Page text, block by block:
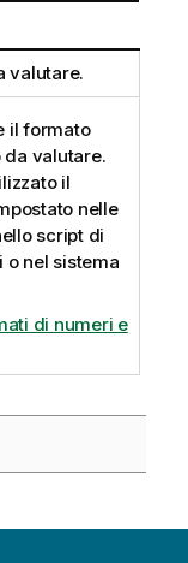
valutare.
il formato
valutare.
il
nelle
script di
nel sistema
di numeri e